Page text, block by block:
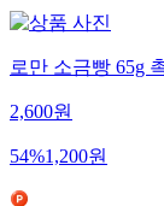
로만 소금빵 65g
2,600원
54%1,200원